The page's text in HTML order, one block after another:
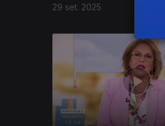
29 set. 2025